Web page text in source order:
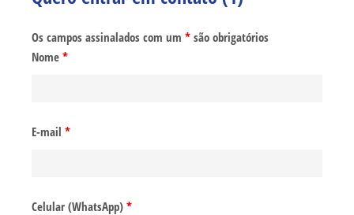
Os campos assinalados com um * são obrigatórios
Nome *
E-mail *
Celular (WhatsApp) *